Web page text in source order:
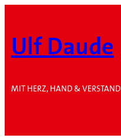
springen
Ulf Daude
MIT HERZ, HAND & VERSTAND